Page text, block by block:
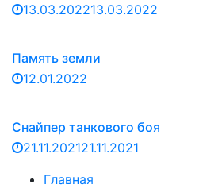
13.03.202213.03.2022
Память земли
12.01.2022
Снайпер танкового боя
21.11.202121.11.2021
Главная